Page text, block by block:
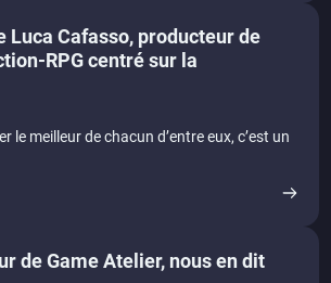
Luca Cafasso, producteur de
RPG centré sur la
meilleur de chacun d’entre eux, c’est un
de Game Atelier, nous en dit